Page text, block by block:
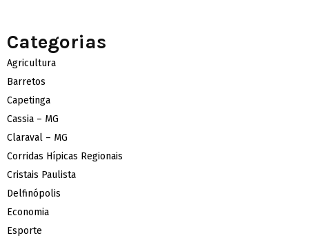
Categorias
Agricultura
Barretos
Capetinga
Cassia – MG
Claraval – MG
Corridas Hípicas Regionais
Cristais Paulista
Delfinópolis
Economia
Esporte